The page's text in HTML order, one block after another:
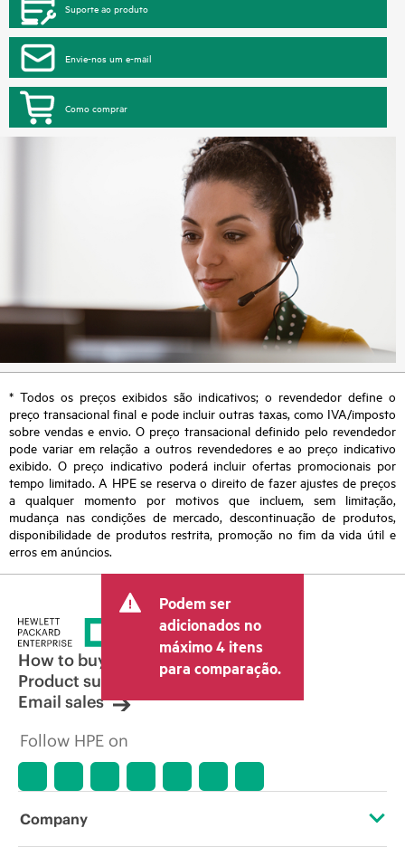
Suporte ao produto
Envie-nos um e-mail
Como comprar
* Todos os preços exibidos são indicativos; o revendedor define o
preço transacional final e pode incluir outras taxas, como IVA/imposto
sobre vendas e envio. O preço transacional definido pelo revendedor
pode variar em relação a outros revendedores e ao preço indicativo
exibido. O preço indicativo poderá incluir ofertas promocionais por
tempo limitado. A HPE se reserva o direito de fazer ajustes de preços
a qualquer momento por motivos que incluem, sem limitação,
mudança nas condições de mercado, descontinuação de produtos,
disponibilidade de produtos restrita, promoção no fim da vida útil e
erros em anúncios.
Podem ser
adicionados no
máximo 4 itens
para comparação.
How to buy
Product support
Email sales
Follow HPE on
Company